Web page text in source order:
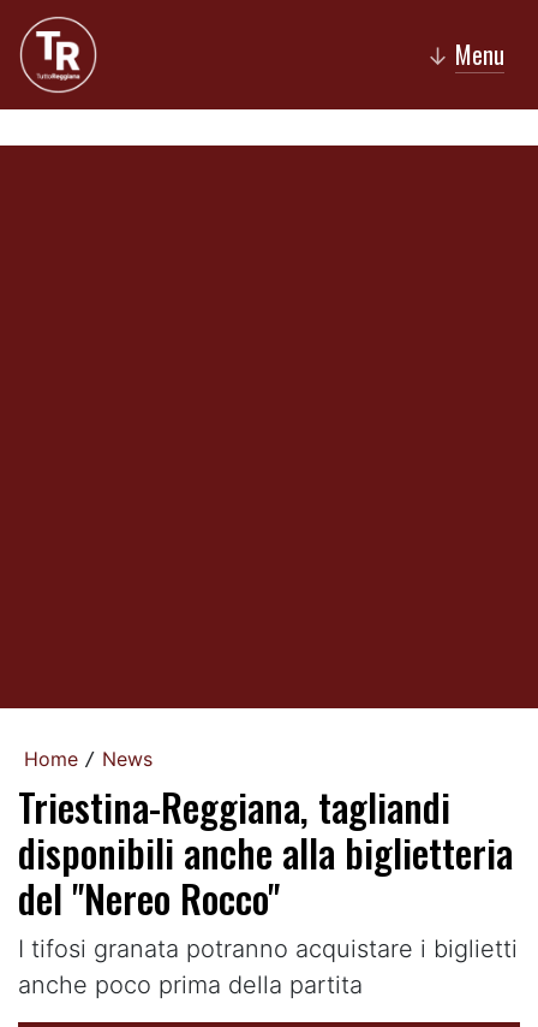
↓ Menu
Home / News
Triestina-Reggiana, tagliandi
disponibili anche alla biglietteria
del "Nereo Rocco"
I tifosi granata potranno acquistare i biglietti
anche poco prima della partita